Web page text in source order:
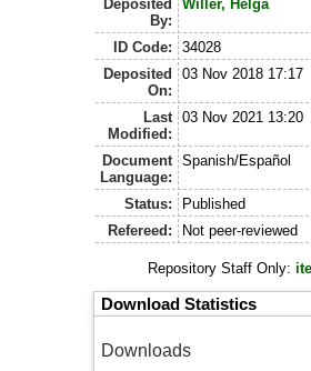
Deposited
By:
Willer, Helga
ID Code:
34028
Deposited
On:
03 Nov 2018 17:17
Last
Modified:
03 Nov 2021 13:20
Document
Language:
Spanish/Español
Status:
Published
Refereed:
Not peer-reviewed
Repository Staff Only:
Download Statistics
Downloads